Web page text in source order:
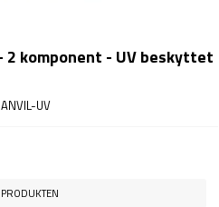
komponent - UV beskyttet
UV